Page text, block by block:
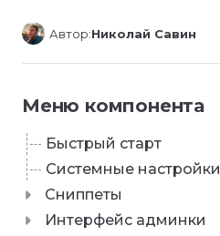
Автор:Николай Савин
Меню компонента
Быстрый старт
Системные настройки
Сниппеты
Интерфейс админки